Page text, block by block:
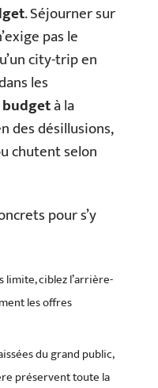
. Séjourner sur
pas le
city-trip en
les
budgetà la
des désillusions,
chutent selon
pour s’y
limite, ciblez l’arrière-
les offres
du grand public,
préservent toute la